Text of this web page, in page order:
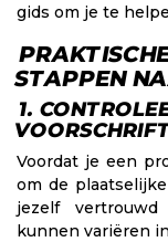
gids om je te
STAPPEN
1.
Voordat je een
om de
jezelf
kunnen variëren